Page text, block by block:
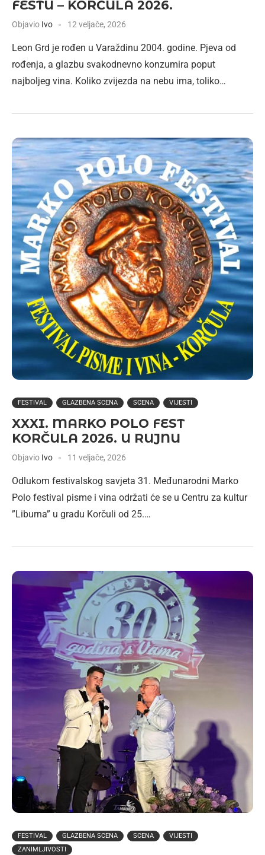
FESTU – KORČULA 2026.
Objavio Ivo 12 veljače, 2026
Leon Grd je rođen u Varaždinu 2004. godine. Pjeva od
rođenja, a glazbu svakodnevno konzumira poput
najboljeg vina. Koliko zvijezda na nebu ima, toliko…
FESTIVAL GLAZBENA SCENA SCENA VIJESTI
XXXI. MARKO POLO FEST
KORČULA 2026. U RUJNU
Objavio Ivo 11 veljače, 2026
Odlukom festivalskog savjeta 31. Međunarodni Marko
Polo festival pisme i vina održati će se u Centru za kultur
”Liburna” u gradu Korčuli od 25.…
FESTIVAL GLAZBENA SCENA SCENA
VIJESTI
ZANIMLJIVOSTI